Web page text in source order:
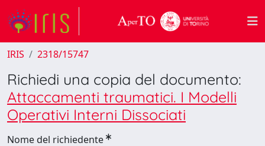
IRIS 2318/15747
Richiedi una copia del documento:
Attaccamenti traumatici. I Modelli
Operativi Interni Dissociati
Nome del richiedente